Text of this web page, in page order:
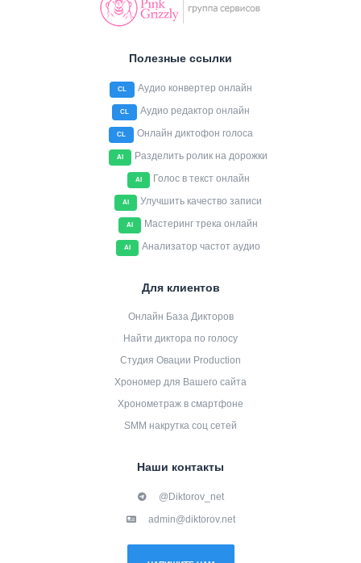
Полезные ссылки
CL Аудио конвертер онлайн
CL Аудио редактор онлайн
CL Онлайн диктофон голоса
AI Разделить ролик на дорожки
AI Голос в текст онлайн
AI Улучшить качество записи
AI Мастеринг трека онлайн
AI Анализатор частот аудио
Для клиентов
Онлайн База Дикторов
Найти диктора по голосу
Студия Овации Production
Хрономер для Вашего сайта
Хронометраж в смартфоне
SMM накрутка соц сетей
Наши контакты
@Diktorov_net
admin@diktorov.net